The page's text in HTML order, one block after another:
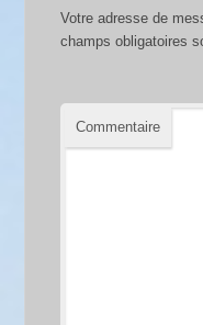
Votre adresse de
champs obligatoires
Commentaire